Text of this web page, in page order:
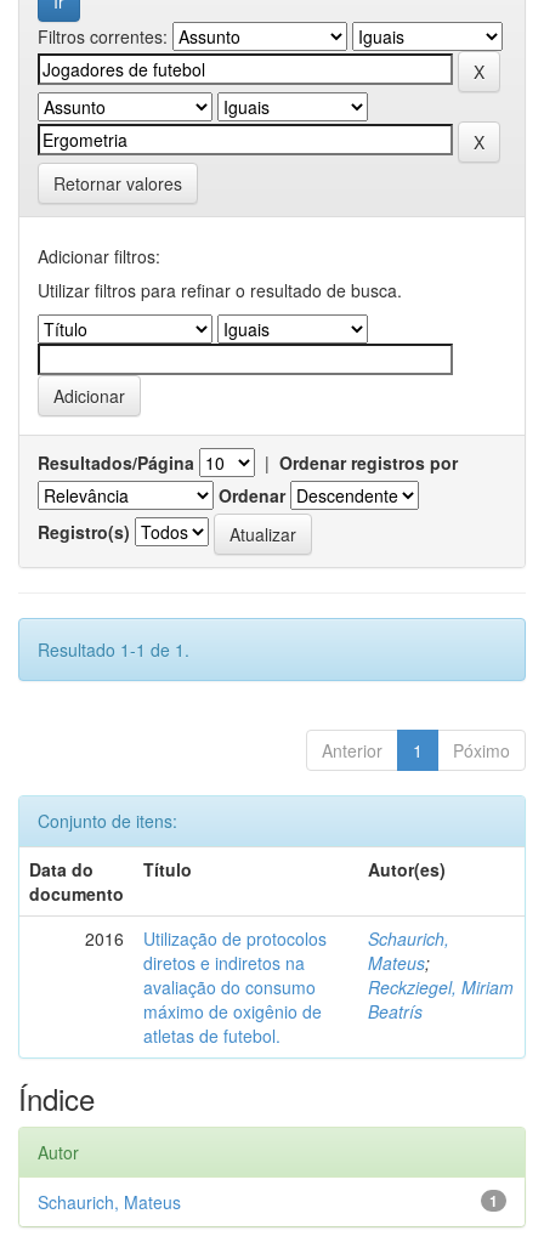
Filtros correntes:
Retornar valores
Adicionar filtros:
Utilizar filtros para refinar o resultado de busca.
Resultados/Página | Ordenar registros por
Ordenar
Registro(s)
Resultado 1-1 de 1.
Anterior 1 Póximo
Conjunto de itens:
Data do
documento
Título Autor(es)
2016
Utilização de protocolos
diretos e indiretos na
avaliação do consumo
máximo de oxigênio de
atletas de futebol.
Schaurich,
Mateus;
Reckziegel, Miriam
Beatrís
Índice
Autor
1
Schaurich, Mateus